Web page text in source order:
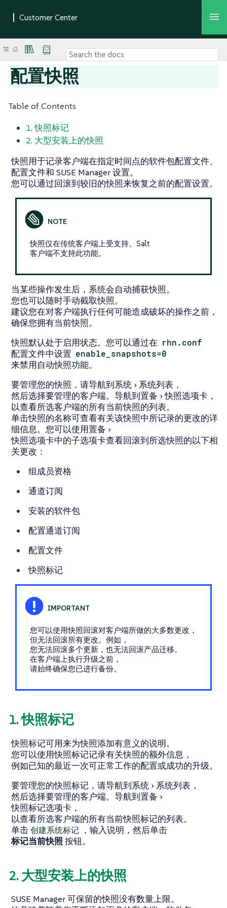
配置快照
Table of Contents
1. 快照标记
2. 大型安装上的快照
快照用于记录客户端在指定时间点的软件包配置文件、
配置文件和 SUSE Manager 设置。
您可以通过回滚到较旧的快照来恢复之前的配置设置。
快照仅在传统客户端上受支持。Salt
客户端不支持此功能。
当某些操作发生后，系统会自动捕获快照。
您也可以随时手动截取快照。
建议您在对客户端执行任何可能造成破坏的操作之前，
确保您拥有当前快照。
快照默认处于启用状态。您可以通过在 rhn.conf
配置文件中设置 enable_snapshots=0
来禁用自动快照功能。
要管理您的快照，请导航到系统 系统列表 ，
然后选择要管理的客户端。导航到置备 快照选项卡，
以查看所选客户端的所有当前快照的列表。
单击快照的名称可查看有关该快照中所记录的更改的详
细信息。您可以使用置备
快照选项卡中的子选项卡查看回滚到所选快照的以下相
关更改：
组成员资格
通道订阅
安装的软件包
配置通道订阅
配置文件
快照标记
您可以使用快照回滚对客户端所做的大多数更改，
但无法回滚所有更改。例如，
您无法回滚多个更新，也无法回滚产品迁移。
在客户端上执行升级之前，
请始终确保您已进行备份。
1. 快照标记
快照标记可用来为快照添加有意义的说明。
您可以使用快照标记记录有关快照的额外信息，
例如已知的最近一次可正常工作的配置或成功的升级。
要管理您的快照标记，请导航到系统 系统列表 ，
然后选择要管理的客户端。导航到置备
快照标记选项卡，
以查看所选客户端的所有当前快照标记的列表。
单击创建系统标记 ，输入说明，然后单击
标记当前快照 按钮。
2. 大型安装上的快照
SUSE Manager 可保留的快照没有数量上限。